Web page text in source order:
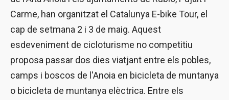
Carme, han organitzat el Catalunya E-bike Tour, el
cap de setmana 2 i 3 de maig. Aquest
esdeveniment de cicloturisme no competitiu
proposa passar dos dies viatjant entre els pobles,
camps i boscos de l'Anoia en bicicleta de muntanya
o bicicleta de muntanya elèctrica. Entre els